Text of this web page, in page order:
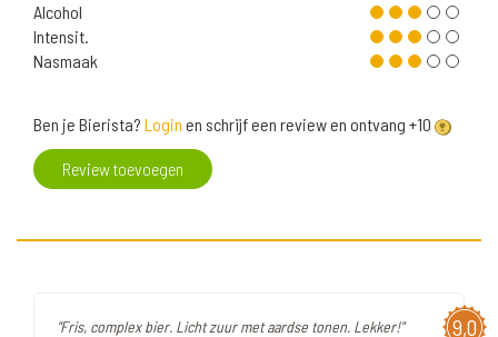
Alcohol
Intensit.
Nasmaak
Ben je Bierista? Login en schrijf een review en ontvang +10
Review toevoegen
9,0
"Fris, complex bier. Licht zuur met aardse tonen. Lekker!"